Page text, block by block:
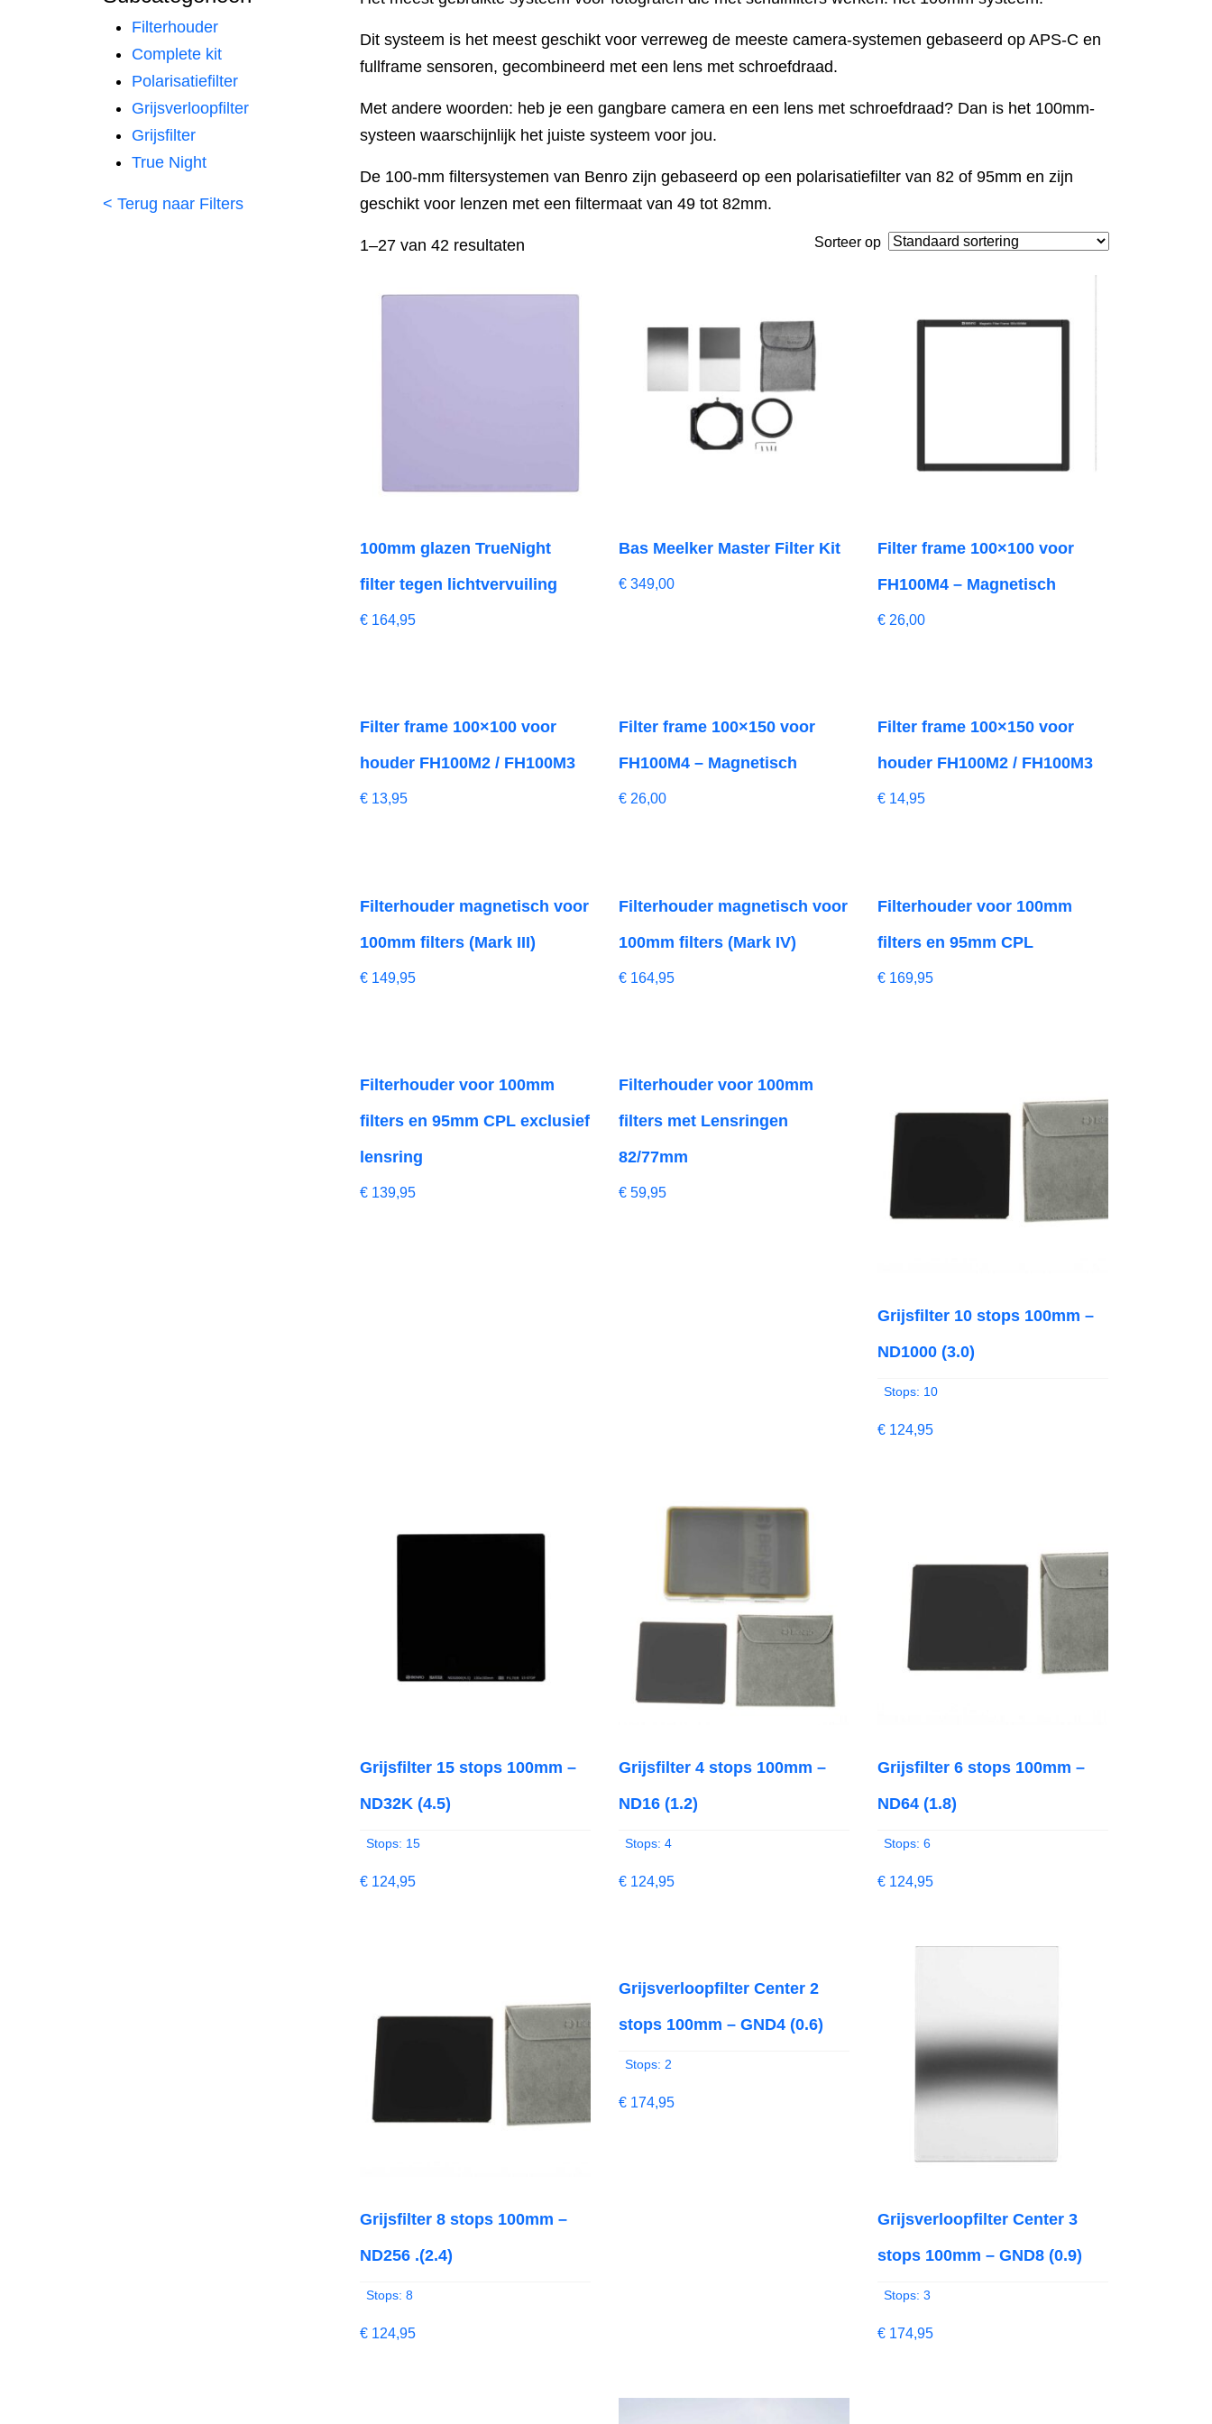
Filterhouder
Complete kit
Polarisatiefilter
Grijsverloopfilter
Grijsfilter
True Night
< Terug naar Filters
Dit systeem is het meest geschikt voor verreweg de meeste camera-systemen gebaseerd op APS-C en
fullframe sensoren, gecombineerd met een lens met schroefdraad.
Met andere woorden: heb je een gangbare camera en een lens met schroefdraad? Dan is het 100mm-
systeen waarschijnlijk het juiste systeem voor jou.
De 100-mm filtersystemen van Benro zijn gebaseerd op een polarisatiefilter van 82 of 95mm en zijn
geschikt voor lenzen met een filtermaat van 49 tot 82mm.
1–27 van 42 resultaten Sorteer op
100mm glazen TrueNight
filter tegen lichtvervuiling
€ 164,95
Bas Meelker Master Filter Kit
€ 349,00
Filter frame 100×100 voor
FH100M4 – Magnetisch
€ 26,00
Filter frame 100×100 voor
houder FH100M2 / FH100M3
€ 13,95
Filter frame 100×150 voor
FH100M4 – Magnetisch
€ 26,00
Filter frame 100×150 voor
houder FH100M2 / FH100M3
€ 14,95
Filterhouder magnetisch voor
100mm filters (Mark III)
€ 149,95
Filterhouder magnetisch voor
100mm filters (Mark IV)
€ 164,95
Filterhouder voor 100mm
filters en 95mm CPL
€ 169,95
Filterhouder voor 100mm
filters en 95mm CPL exclusief
lensring
€ 139,95
Filterhouder voor 100mm
filters met Lensringen
82/77mm
€ 59,95
Grijsfilter 10 stops 100mm –
ND1000 (3.0)
Stops: 10
€ 124,95
Grijsfilter 15 stops 100mm –
ND32K (4.5)
Stops: 15
€ 124,95
Grijsfilter 4 stops 100mm –
ND16 (1.2)
Stops: 4
€ 124,95
Grijsfilter 6 stops 100mm –
ND64 (1.8)
Stops: 6
€ 124,95
Grijsfilter 8 stops 100mm –
ND256 .(2.4)
Stops: 8
€ 124,95
Grijsverloopfilter Center 2
stops 100mm – GND4 (0.6)
Stops: 2
€ 174,95
Grijsverloopfilter Center 3
stops 100mm – GND8 (0.9)
Stops: 3
€ 174,95